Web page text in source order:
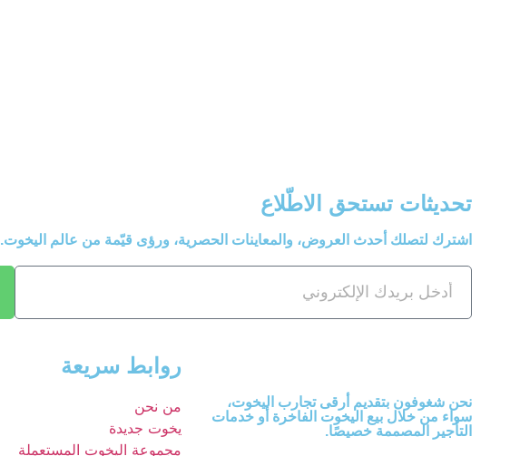
تحديثات تستحق الاطّلاع
اشترك لتصلك أحدث العروض، والمعاينات الحصرية، ورؤى قيّمة من عالم اليخوت.
نحن شغوفون بتقديم أرقى تجارب اليخوت،
سواء من خلال بيع اليخوت الفاخرة أو خدمات
التأجير المصممة خصيصًا.
روابط سريعة
من نحن
يخوت جديدة
مجموعة اليخوت المستعملة